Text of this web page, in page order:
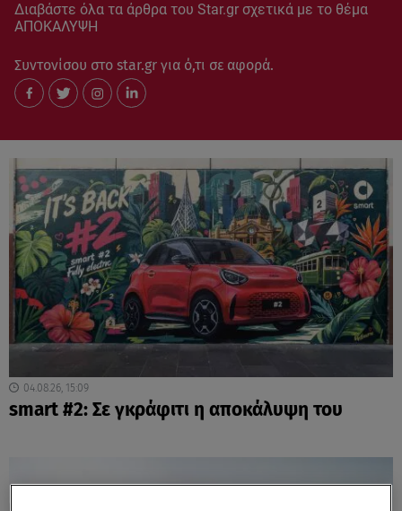
Διαβάστε όλα τα άρθρα του Star.gr σχετικά με το θέμα
ΑΠΟΚΑΛΥΨΗ
Συντονίσου στο star.gr για ό,τι σε αφορά.
04.08.26, 15:09
smart #2: Σε γκράφιτι η αποκάλυψη του